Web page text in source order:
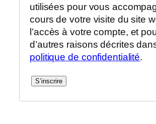
utilisées pour vous
cours de votre visite du site
l’accès à votre compte, et
d’autres raisons décrites
politique de confidentialité.
S’inscrire